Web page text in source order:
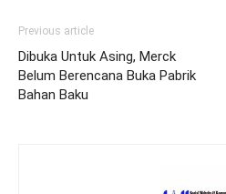
Previous article
Dibuka Untuk Asing, Merck
Belum Berencana Buka Pabrik
Bahan Baku